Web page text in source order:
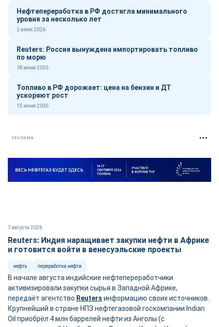
Нефтепереработка в РФ достигла минимального
уровня за несколько лет
2 июля 2026
Reuters: Россия вынуждена импортировать топливо
по морю
18 июня 2026
Топливо в РФ дорожает: цена на бензин и ДТ
ускоряют рост
15 июня 2026
РЕКЛАМА
7 августа 2026
Reuters: Индия наращивает закупки нефти в Африке
и готовится войти в венесуэльские проекты
нефть переработка нефти
В начале августа индийские нефтепереработчики
активизировали закупки сырья в Западной Африке,
передаёт агентство Reuters информацию своих источников.
Крупнейший в стране НПЗ нефтегазовой госкомпании Indian
Oil приобрёл 4 млн баррелей нефти из Анголы (с